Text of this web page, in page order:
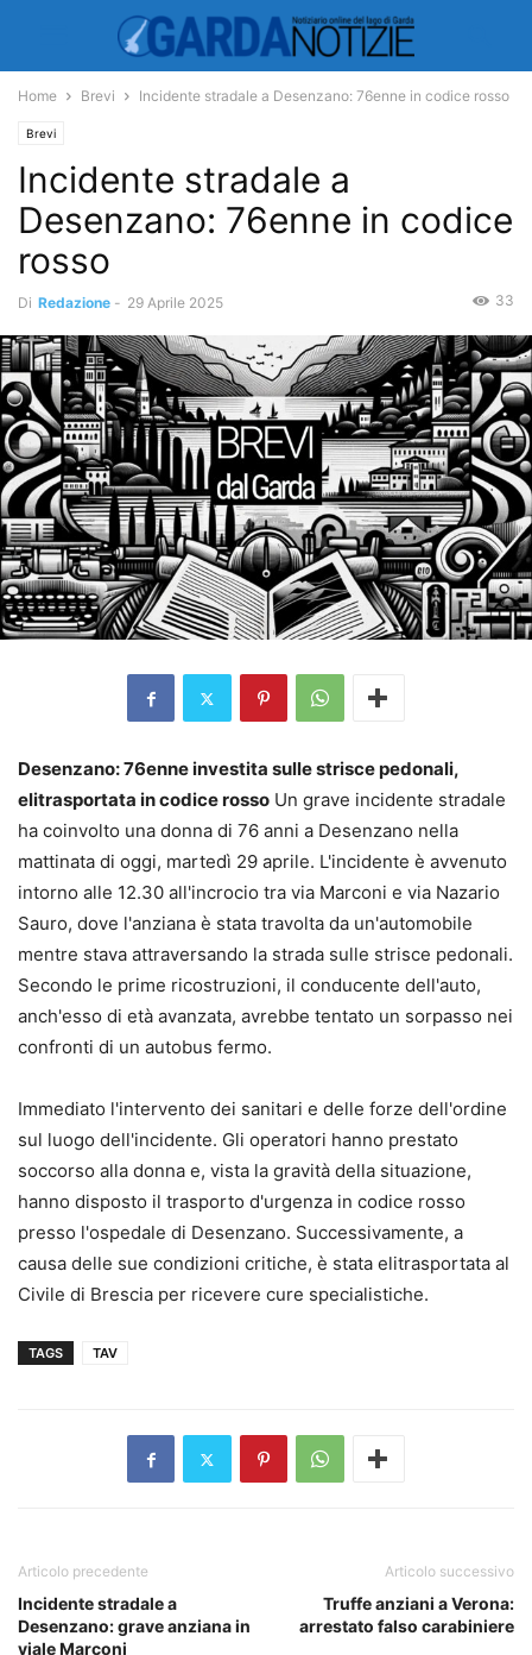
Home Brevi Incidente stradale a Desenzano: 76enne in codice rosso
Brevi
Incidente stradale a
Desenzano: 76enne in codice
rosso
Di Redazione - 29 Aprile 2025 33
Desenzano: 76enne investita sulle strisce pedonali,
elitrasportata in codice rosso Un grave incidente stradale
ha coinvolto una donna di 76 anni a Desenzano nella
mattinata di oggi, martedì 29 aprile. L'incidente è avvenuto
intorno alle 12.30 all'incrocio tra via Marconi e via Nazario
Sauro, dove l'anziana è stata travolta da un'automobile
mentre stava attraversando la strada sulle strisce pedonali.
Secondo le prime ricostruzioni, il conducente dell'auto,
anch'esso di età avanzata, avrebbe tentato un sorpasso nei
confronti di un autobus fermo.
Immediato l'intervento dei sanitari e delle forze dell'ordine
sul luogo dell'incidente. Gli operatori hanno prestato
soccorso alla donna e, vista la gravità della situazione,
hanno disposto il trasporto d'urgenza in codice rosso
presso l'ospedale di Desenzano. Successivamente, a
causa delle sue condizioni critiche, è stata elitrasportata al
Civile di Brescia per ricevere cure specialistiche.
TAGS TAV
Articolo precedente
Incidente stradale a
Desenzano: grave anziana in
viale Marconi
Articolo successivo
Truffe anziani a Verona:
arrestato falso carabiniere